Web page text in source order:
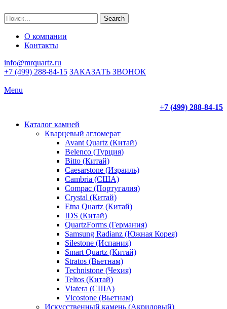
Search
О компании
Контакты
info@mrquartz.ru
+7 (499) 288-84-15 ЗАКАЗАТЬ ЗВОНОК
Menu
+7 (499) 288-84-15
Каталог камней
Кварцевый агломерат
Avant Quartz (Китай)
Belenco (Турция)
Bitto (Китай)
Caesarstone (Израиль)
Cambria (США)
Compac (Португалия)
Crystal (Китай)
Etna Quartz (Китай)
IDS (Китай)
QuartzForms (Германия)
Samsung Radianz (Южная Корея)
Silestone (Испания)
Smart Quartz (Китай)
Stratos (Вьетнам)
Technistone (Чехия)
Teltos (Китай)
Viatera (США)
Vicostone (Вьетнам)
Искусственный камень (Акриловый)